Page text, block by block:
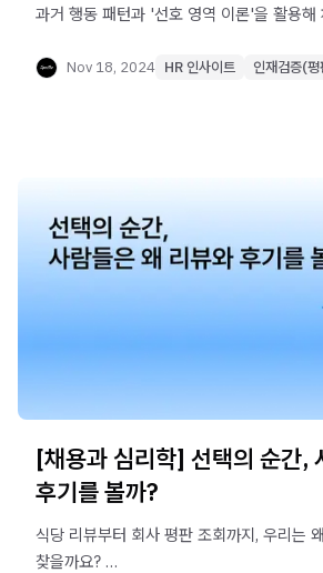
과거 행동 패턴과 '선호 영역 이론'을 활용해
Nov 18, 2024 HR 인사이트 인재검증(
[채용과 심리학] 선택의 순간,
후기를 볼까?
식당 리뷰부터 회사 평판 조회까지, 우리는
찾을까요?